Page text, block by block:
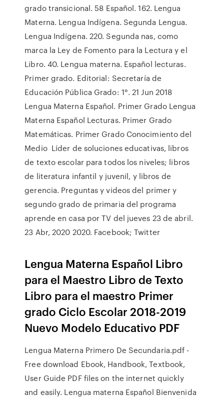
grado transicional. 58 Español. 162. Lengua
Materna. Lengua Indígena. Segunda Lengua.
Lengua Indígena. 220. Segunda nas, como
marca la Ley de Fomento para la Lectura y el
Libro. 40. Lengua materna. Español lecturas.
Primer grado. Editorial: Secretaría de
Educación Pública Grado: 1°. 21 Jun 2018
Lengua Materna Español. Primer Grado Lengua
Materna Español Lecturas. Primer Grado
Matemáticas. Primer Grado Conocimiento del
Medio Líder de soluciones educativas, libros
de texto escolar para todos los niveles; libros
de literatura infantil y juvenil, y libros de
gerencia. Preguntas y videos del primer y
segundo grado de primaria del programa
aprende en casa por TV del jueves 23 de abril.
23 Abr, 2020 2020. Facebook; Twitter
Lengua Materna Español Libro
para el Maestro Libro de Texto
Libro para el maestro Primer
grado Ciclo Escolar 2018-2019
Nuevo Modelo Educativo PDF
Lengua Materna Primero De Secundaria.pdf -
Free download Ebook, Handbook, Textbook,
User Guide PDF files on the internet quickly
and easily. Lengua materna Español Bienvenida